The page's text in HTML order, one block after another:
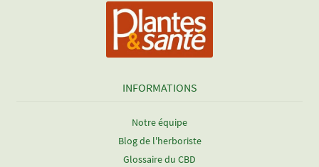
INFORMATIONS
Notre équipe
Blog de l'herboriste
Glossaire du CBD